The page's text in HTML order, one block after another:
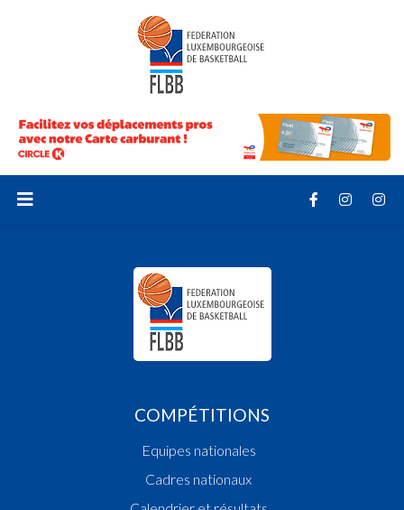
COMPÉTITIONS
Equipes nationales
Cadres nationaux